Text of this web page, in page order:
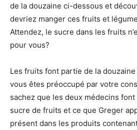
de la douzaine ci-dessous et
devriez manger ces fruits et
Attendez, le sucre dans les fruits
pour vous?
Les fruits font partie de la
vous êtes préoccupé par votre
sachez que les deux médecins
sucre de fruits et ce que Greger
présent dans les produits